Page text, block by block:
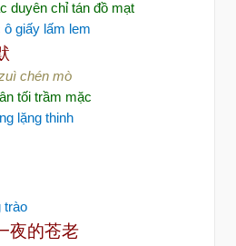
duyên chỉ tán đồ mạt
giấy lấm lem
chén mò
tối trầm mặc
lặng thinh
trào
夜的苍老